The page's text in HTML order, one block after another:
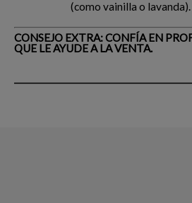
(como vainilla o lavanda).
CONSEJO EXTRA: CONFÍA EN
QUE LE AYUDE A LA VENTA.